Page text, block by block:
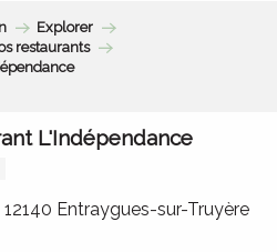
Explorer
restaurants
L'Indépendance
Entraygues-sur-Truyère